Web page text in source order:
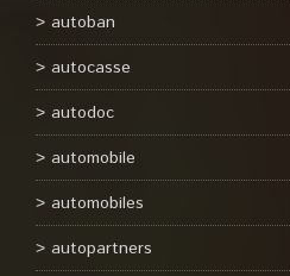
autoban
autocasse
autodoc
automobile
automobiles
autopartners